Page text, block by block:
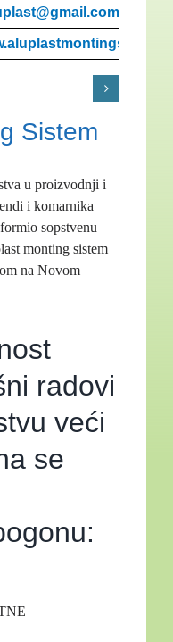
Sistem
u proizvodnji i
i komarnika
sopstvenu
monting sistem
na Novom
radovi
veći
se